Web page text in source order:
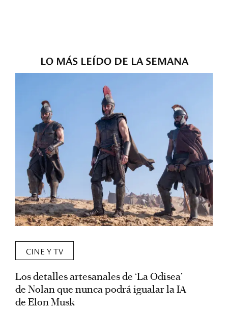
LO MÁS LEÍDO DE LA SEMANA
CINE Y TV
Los detalles artesanales de ‘La Odisea’
de Nolan que nunca podrá igualar la IA
de Elon Musk